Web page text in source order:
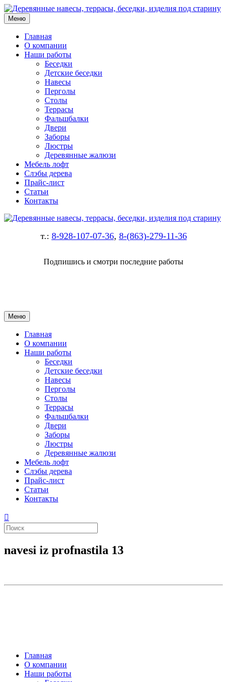
Меню
Главная
О компании
Наши работы
Беседки
Детские беседки
Навесы
Перголы
Столы
Террасы
Фальшбалки
Двери
Заборы
Люстры
Деревянные жалюзи
Мебель лофт
Слэбы дерева
Прайс-лист
Статьи
Контакты
т.: 8-928-107-07-36, 8-(863)-279-11-36
Подпишись и смотри последние работы
Меню
Главная
О компании
Наши работы
Беседки
Детские беседки
Навесы
Перголы
Столы
Террасы
Фальшбалки
Двери
Заборы
Люстры
Деревянные жалюзи
Мебель лофт
Слэбы дерева
Прайс-лист
Статьи
Контакты
navesi iz profnastila 13
Главная
О компании
Наши работы